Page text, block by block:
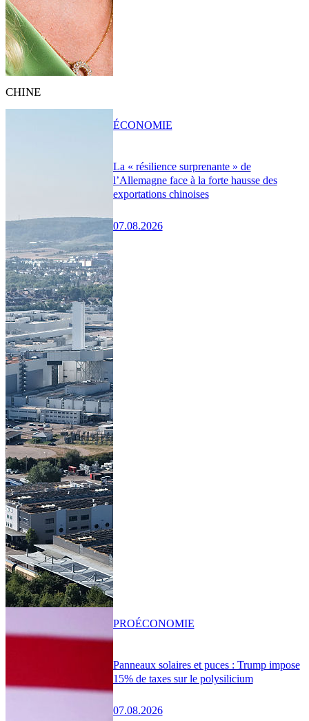
CHINE
La « résilience surprenante » de
l’Allemagne face à la forte hausse des
exportations chinoises
07.08.2026
ÉCONOMIE
Panneaux solaires et puces : Trump impose
15% de taxes sur le polysilicium
07.08.2026
PROÉCONOMIE